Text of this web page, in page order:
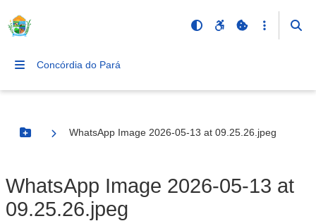
Concórdia do Pará
Botão Menu
WhatsApp Image 2026-05-13 at 09.25.26.jpeg
WhatsApp Image 2026-05-13 at
09.25.26.jpeg